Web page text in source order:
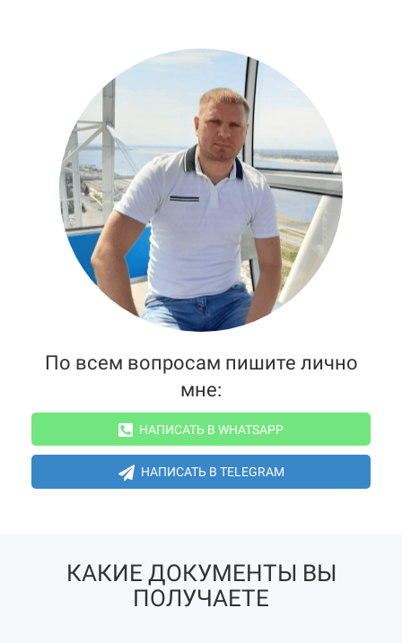
По всем вопросам пишите лично
мне:
НАПИСАТЬ В WHATSAPP
НАПИСАТЬ В TELEGRAM
КАКИЕ ДОКУМЕНТЫ ВЫ
ПОЛУЧАЕТЕ